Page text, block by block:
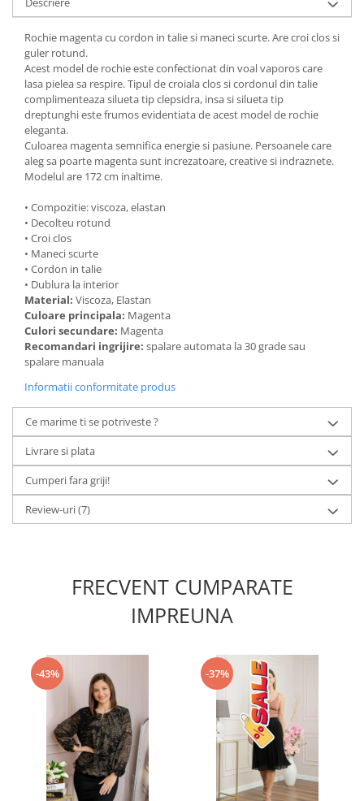
Rochie magenta cu cordon in talie si maneci scurte. Are croi clos si
guler rotund.
Acest model de rochie este confectionat din voal vaporos care
lasa pielea sa respire. Tipul de croiala clos si cordonul din talie
complimenteaza silueta tip clepsidra, insa si silueta tip
dreptunghi este frumos evidentiata de acest model de rochie
eleganta.
Culoarea magenta semnifica energie si pasiune. Persoanele care
aleg sa poarte magenta sunt increzatoare, creative si indraznete.
Modelul are 172 cm inaltime.
• Compozitie: viscoza, elastan
• Decolteu rotund
• Croi clos
• Maneci scurte
• Cordon in talie
• Dublura la interior
Material: Viscoza, Elastan
Culoare principala: Magenta
Culori secundare: Magenta
Recomandari ingrijire: spalare automata la 30 grade sau
spalare manuala
Informatii conformitate produs
Ce marime ti se potriveste ?
Livrare si plata
Cumperi fara griji!
Review-uri(7)
FRECVENT CUMPARATE
IMPREUNA
-43% -37%